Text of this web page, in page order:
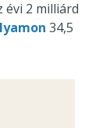
évi 2 milliárd
34,5